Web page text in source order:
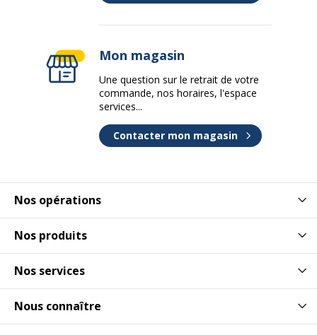
Nos opérations
Nos produits
Nos services
Nous connaître
Mon magasin
Une question sur le retrait de votre
commande, nos horaires, l'espace
services...
Contacter mon magasin